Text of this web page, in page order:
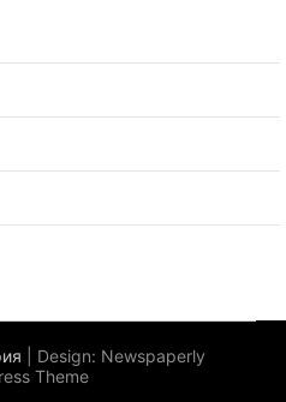
| Design: Newspaperly
Theme